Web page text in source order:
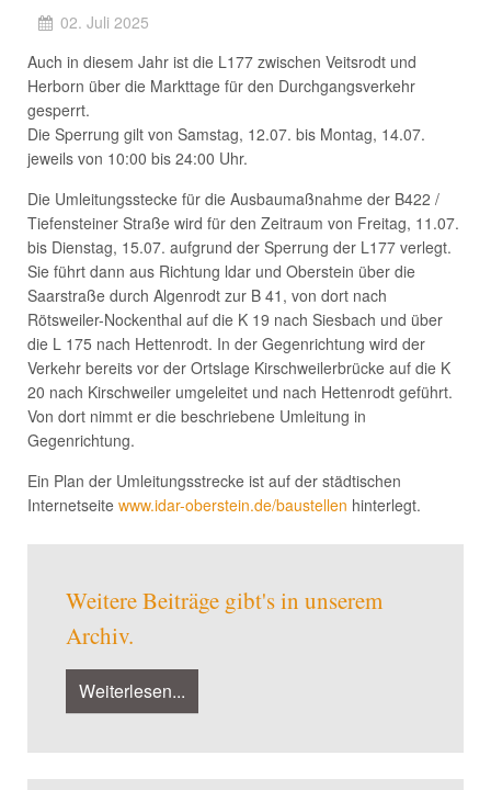
02. Juli 2025
Auch in diesem Jahr ist die L177 zwischen Veitsrodt und
Herborn über die Markttage für den Durchgangsverkehr
gesperrt.
Die Sperrung gilt von Samstag, 12.07. bis Montag, 14.07.
jeweils von 10:00 bis 24:00 Uhr.
Die Umleitungsstecke für die Ausbaumaßnahme der B422 /
Tiefensteiner Straße wird für den Zeitraum von Freitag, 11.07.
bis Dienstag, 15.07. aufgrund der Sperrung der L177 verlegt.
Sie führt dann aus Richtung ldar und Oberstein über die
Saarstraße durch Algenrodt zur B 41, von dort nach
Rötsweiler-Nockenthal auf die K 19 nach Siesbach und über
die L 175 nach Hettenrodt. In der Gegenrichtung wird der
Verkehr bereits vor der Ortslage Kirschweilerbrücke auf die K
20 nach Kirschweiler umgeleitet und nach Hettenrodt geführt.
Von dort nimmt er die beschriebene Umleitung in
Gegenrichtung.
Ein Plan der Umleitungsstrecke ist auf der städtischen
Internetseite www.idar-oberstein.de/baustellen hinterlegt.
Weitere Beiträge gibt's in unserem
Archiv.
Weiterlesen...